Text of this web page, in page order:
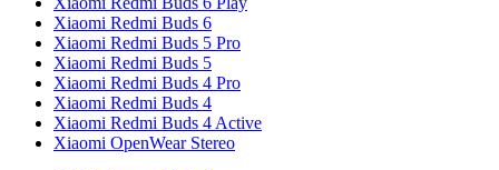
Xiaomi Redmi Buds 6
Xiaomi Redmi Buds 5 Pro
Xiaomi Redmi Buds 5
Xiaomi Redmi Buds 4 Pro
Xiaomi Redmi Buds 4
Xiaomi Redmi Buds 4 Active
Xiaomi OpenWear Stereo